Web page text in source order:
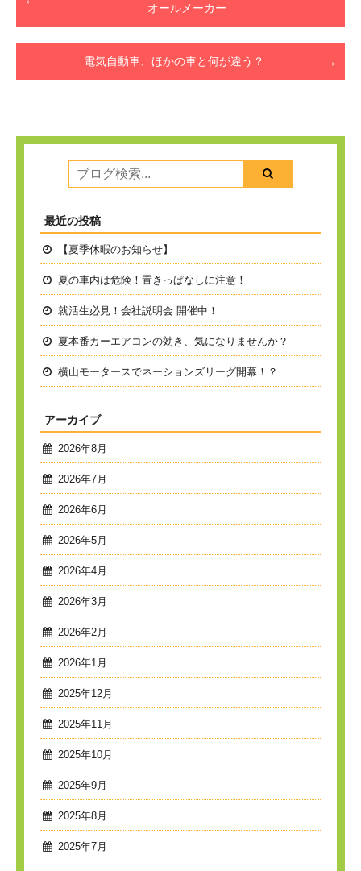
オールメーカー
電気自動車、ほかの車と何が違う？
最近の投稿
【夏季休暇のお知らせ】
夏の車内は危険！置きっぱなしに注意！
就活生必見！会社説明会 開催中！
夏本番カーエアコンの効き、気になりませんか？
横山モータースでネーションズリーグ開幕！？
アーカイブ
2026年8月
2026年7月
2026年6月
2026年5月
2026年4月
2026年3月
2026年2月
2026年1月
2025年12月
2025年11月
2025年10月
2025年9月
2025年8月
2025年7月